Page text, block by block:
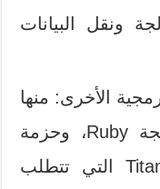
ونقل البيانات
الأخرى: منها
ما يتطلب إتقان لغة برمجة Ruby، وحزمة
Titanium Mobile Accelerator التي تتطلب